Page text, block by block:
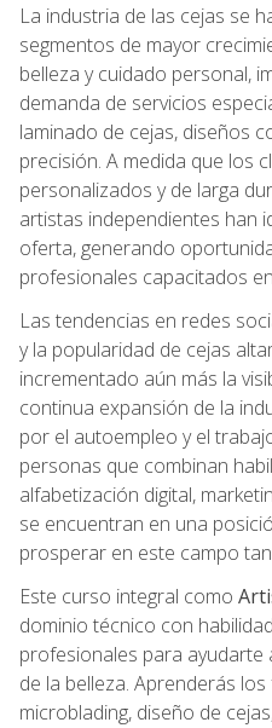
La industria de las cejas se
segmentos de mayor
belleza y cuidado personal,
demanda de servicios
laminado de cejas, diseños
precisión. A medida que los
personalizados y de larga
artistas independientes han
oferta, generando
profesionales capacitados
Las tendencias en redes
y la popularidad de cejas
incrementado aún más la
continua expansión de la
por el autoempleo y el
personas que combinan
alfabetización digital,
se encuentran en una
prosperar en este campo
Este curso integral como
dominio técnico con
profesionales para ayudarte
de la belleza. Aprenderás
microblading, diseño de